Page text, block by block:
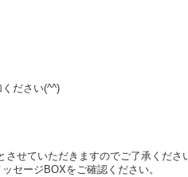
ださい(^^)
せていただきますのでご了承くださ
セージBOXをご確認ください。